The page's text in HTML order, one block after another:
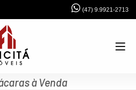
(47) 9.9921-2713
à Venda